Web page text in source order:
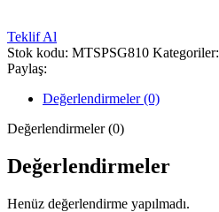
Teklif Al
Stok kodu: MTSPSG810 Kategoriler:
Paylaş:
Değerlendirmeler (0)
Değerlendirmeler (0)
Değerlendirmeler
Henüz değerlendirme yapılmadı.